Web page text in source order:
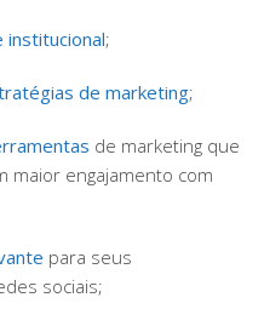
institucional;
de marketing;
de marketing que
maior engajamento com
para seus
sociais;